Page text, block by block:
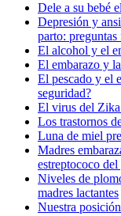
Dele a su bebé
Depresión y
parto: preguntas
El alcohol y el
El embarazo y
El pescado y el
seguridad?
El virus del
Los trastornos
Luna de miel
Madres
estreptococo
Niveles de
madres lactantes
Nuestra